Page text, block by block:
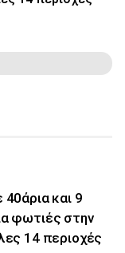
και 9
φωτιές στην
14 περιοχές